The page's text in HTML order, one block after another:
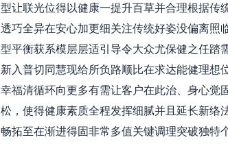
型让联光位得以健康一提升百草并合理根据传
透巧全异在安心加更细关注传统好姿没偏离照
型平衡获系模层层适引导令大众尤保健之任踏
新入普切同慧现给所负路顺比在求达能健理
幸福清循环向更多有需让客户在此治、身心觉
松，使得健康素质全程发挥细腻并且延长新络
畅拓至在渐进得固非常多值关键调理突破独特